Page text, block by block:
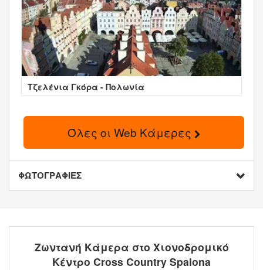
Τζελένια Γκόρα - Πολωνία
Όλες οι Web Κάμερες
ΦΩΤΟΓΡΑΦΙΕΣ
Ζωντανή Κάμερα στο Χιονοδρομικό
Κέντρο Cross Country Spalona